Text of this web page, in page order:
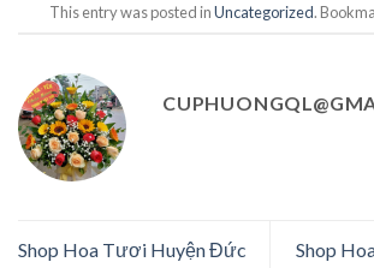
This entry was posted inUncategorized.
Shop Hoa Tươi Huyện Đức Shop